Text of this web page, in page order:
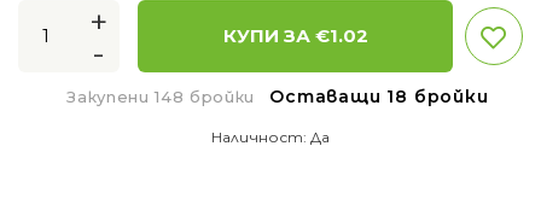
+
-
КУПИ ЗА €1.02
Закупени 148 бройки Оставащи 18 бройки
Наличност: Да